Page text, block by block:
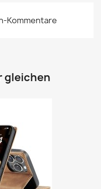
Kommentare
gleichen